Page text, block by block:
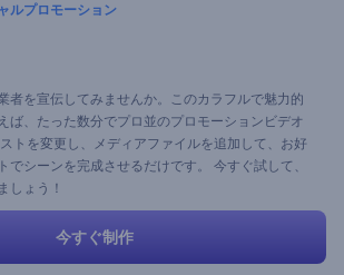
ルプロモーション
者を宣伝してみませんか。このカラフルで魅力的
ば、たった数分でプロ並のプロモーションビデオ
トを変更し、メディアファイルを追加して、お好
でシーンを完成させるだけです。 今すぐ試して、
しょう！
今すぐ制作